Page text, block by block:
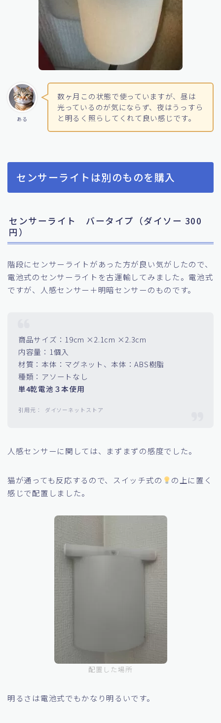
ある
と明るく照らしてくれて良い感じです。
センサーライトは別のものを購入
センサーライト バータイプ（ダイソー 300
円）
商品サイズ：19cm ×2.1cm ×2.3cm
内容量：1個入
材質：本体：マグネット、本体：ABS樹脂
ダイソーネットストア
人感センサーに関しては、まずまずの感度でした。
猫が通っても反応するので、スイッチ式の
感じで配置しました。